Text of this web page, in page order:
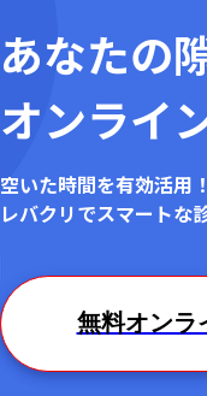
あなたの
オンライ
空いた時間を有効活用！
レバクリでスマートな
無料オンラ